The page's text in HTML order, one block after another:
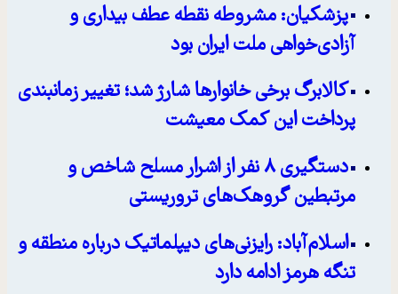
پزشکیان: مشروطه نقطه عطف بیداری و
آزادی‌خواهی ملت ایران بود
کالابرگ برخی خانوارها شارژ شد؛ تغییر زمانبندی
پرداخت این کمک معیشت
دستگیری ۸ نفر از اشرار مسلح شاخص و
مرتبطین گروهک‌های تروریستی
اسلام‌آباد: رایزنی‌های دیپلماتیک درباره منطقه و
تنگه هرمز ادامه دارد